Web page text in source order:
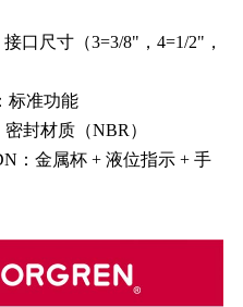
接口尺寸（3=3/8"，4=1/2"，
标准功能
密封材质（NBR）
：金属杯 + 液位指示 + 手